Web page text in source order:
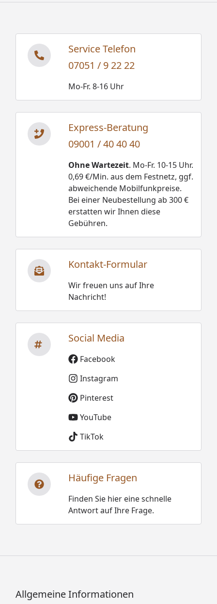
Service Telefon
07051 / 9 22 22
Mo-Fr. 8-16 Uhr
Express-Beratung
09001 / 40 40 40
Ohne Wartezeit. Mo-Fr. 10-15 Uhr.
0,69 €/Min. aus dem Festnetz, ggf.
abweichende Mobilfunkpreise.
Bei einer Neubestellung ab 300 €
erstatten wir Ihnen diese
Gebühren.
Kontakt-Formular
Wir freuen uns auf Ihre
Nachricht!
Social Media
Facebook
Instagram
Pinterest
YouTube
TikTok
Häufige Fragen
Finden Sie hier eine schnelle
Antwort auf Ihre Frage.
Allgemeine Informationen